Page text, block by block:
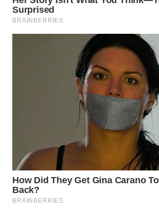
WN
Wahana
Media
Group